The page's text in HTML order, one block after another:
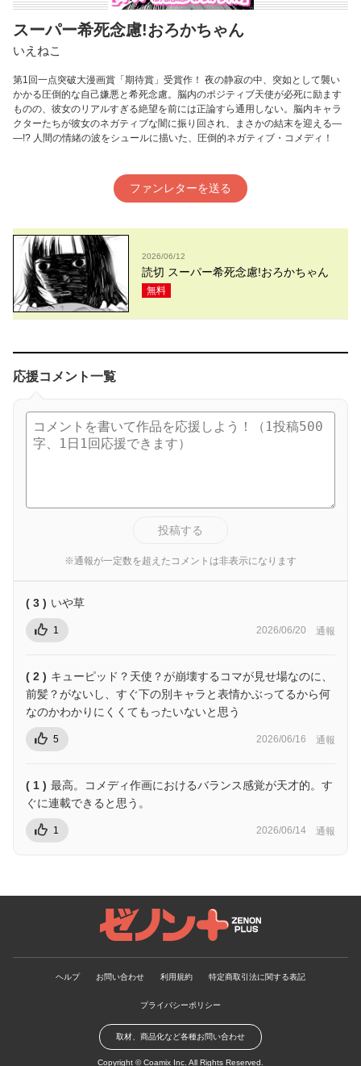
スーパー希死念慮!おろかちゃん
いえねこ
第1回一点突破大漫画賞「期待賞」受賞作！ 夜の静寂の中、突如として襲い
かかる圧倒的な自己嫌悪と希死念慮。脳内のポジティブ天使が必死に励ます
ものの、彼女のリアルすぎる絶望を前には正論すら通用しない。脳内キャラ
クターたちが彼女のネガティブな闇に振り回され、まさかの結末を迎える―
―!? 人間の情緒の波をシュールに描いた、圧倒的ネガティブ・コメディ！
ファンレターを送る
2026/06/12
読切 スーパー希死念慮!おろかちゃん
無料
応援コメント一覧
投稿する
※通報が一定数を超えたコメントは非表示になります
( 3 ) いや草
1 2026/06/20 通報
( 2 ) キューピッド？天使？が崩壊するコマが見せ場なのに、
前髪？がないし、すぐ下の別キャラと表情かぶってるから何
なのかわかりにくくてもったいないと思う
5 2026/06/16 通報
( 1 ) 最高。コメディ作画におけるバランス感覚が天才的。す
ぐに連載できると思う。
1 2026/06/14 通報
ゼノンプラス
ヘルプ お問い合わせ 利用規約 特定商取引法に関する表記
プライバシーポリシー
取材、商品化など各種お問い合わせ
Copyright ©Coamix Inc. All Rights Reserved.